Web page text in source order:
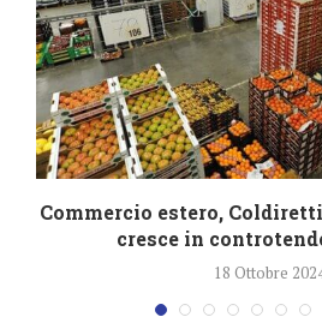
Commercio estero,
cresce in
18 Ottobre